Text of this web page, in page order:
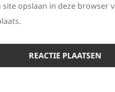
site opslaan in deze browser